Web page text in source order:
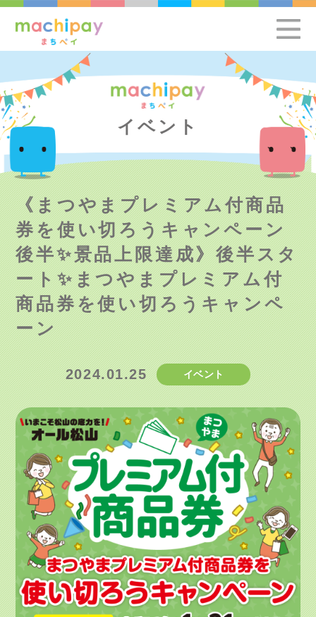
イベント
《まつやまプレミアム付商品
券を使い切ろうキャンペーン
後半✨景品上限達成》後半スタ
ート✨まつやまプレミアム付
商品券を使い切ろうキャンペ
ーン
2024.01.25 イベント